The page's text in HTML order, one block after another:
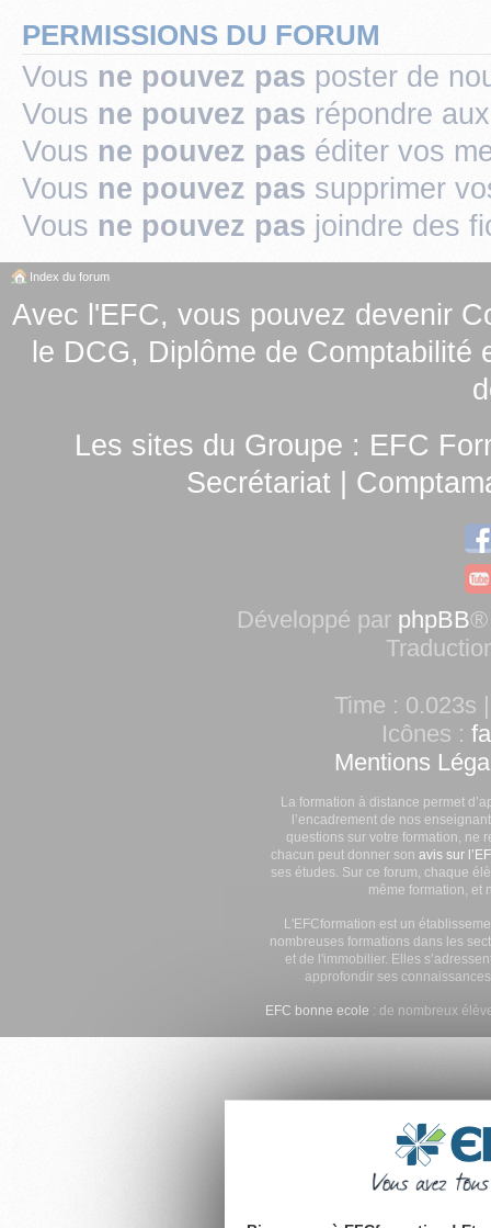
PERMISSIONS DU FORUM
Vous ne pouvez pas poster de
Vous ne pouvez pas répondre
Vous ne pouvez pas éditer vos
Vous ne pouvez pas supprimer
Vous ne pouvez pas joindre des
Index du forum
Avec l'EFC, vous pouvez devenir
le DCG, Diplôme de Comptabilité
Les sites du Groupe : EFC
Secrétariat
Développé par phpBB®
Time : 0.023s
Icônes :
Mentions
La formation à distance permet
l’encadrement de nos
questions sur votre formation, ne
chacun peut donner son avis sur
ses études. Sur ce forum, chaque
même formation, et
L'EFCformation est un
nombreuses formations dans les
et de l'immobilier. Elles
approfondir ses
EFC bonne ecole : de nombreux